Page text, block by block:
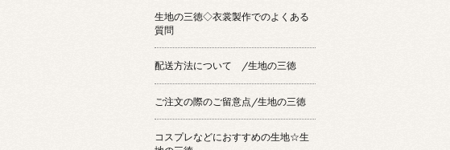
生地の三徳◇衣裳製作でのよくある
質問
配送方法について /生地の三徳
ご注文の際のご留意点/生地の三徳
コスプレなどにおすすめの生地☆生